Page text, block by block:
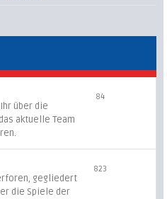
über die
aktuelle Team
84
gegliedert
die Spiele der
823